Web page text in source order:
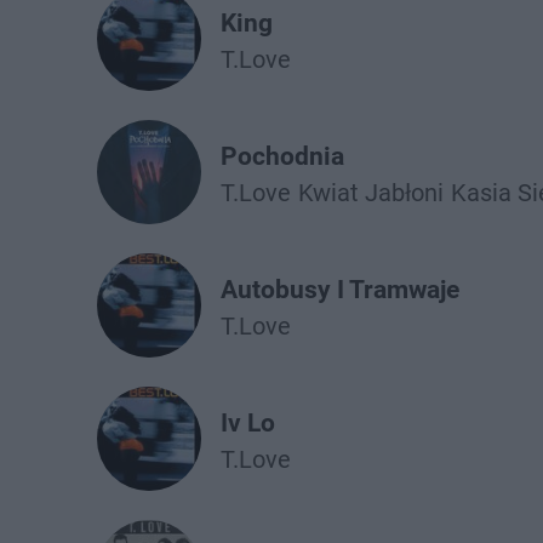
King
T.Love
Pochodnia
T.Love Kwiat Jabłoni Kasia
Autobusy I Tramwaje
T.Love
Iv Lo
T.Love